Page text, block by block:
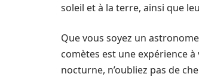
soleil et à la terre, ainsi que
Que vous soyez un
comètes est une expérience
nocturne, n’oubliez pas de